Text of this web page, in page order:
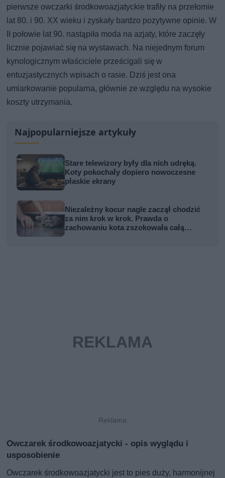
pierwsze owczarki środkowoazjatyckie trafiły na przełomie
lat 80. i 90. XX wieku i zyskały bardzo pozytywne opinie. W
II połowie lat 90. nastąpiła moda na azjaty, które zaczęły
licznie pojawiać się na wystawach. Na niejednym forum
kynologicznym właściciele prześcigali się w
entuzjastycznych wpisach o rasie. Dziś jest ona
umiarkowanie popularna, głównie ze względu na wysokie
koszty utrzymania.
Najpopularniejsze artykuły
Stare telewizory były dla nich udręką.
Koty pokochały dopiero nowoczesne
płaskie ekrany
Niezależny kocur nagle zaczął chodzić
za nim krok w krok. Prawda o
zachowaniu kota zszokowała całą
Owczarek środkowoazjatycki - opis wyglądu i
usposobienie
Owczarek środkowoazjatycki jest to pies duży, harmonijnej